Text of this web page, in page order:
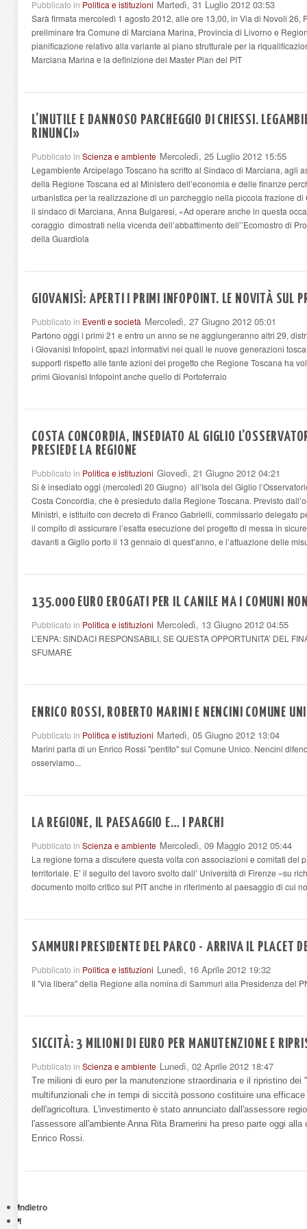
Pubblicato in Politica e istituzioni Martedì, 31 Luglio 2012 03:53
Sarà firmata mercoledì 1 agosto 2012, alle ore 13,00, in Via di Novoli 26,
preliminare tra Comune di Marciana Marina, Provincia di Livorno e
pianificazione relativo alla variante al piano strutturale per la
Marciana Marina e la definizione del Master Plan del PIT
L’INUTILE E DANNOSO PARCHEGGIO DI CHIESSI.
RINUNCI»
Pubblicato in Scienza e ambiente Mercoledì, 25 Luglio 2012 15:55
Legambiente Arcipelago Toscano ha scritto al Sindaco di Marciana, agli
della Regione Toscana ed al Ministero dell’economia e delle finanze
urbanistica per la realizzazione di un parcheggio nella piccola frazione
il sindaco di Marciana, Anna Bulgaresi, «Ad operare anche in questa
coraggio dimostrati nella vicenda dell’abbattimento dell’’Ecomostro di
della Guardiola
GIOVANISÌ: APERTI I PRIMI INFOPOINT. LE NOVITÀ SUL
Pubblicato in Eventi e società Mercoledì, 27 Giugno 2012 05:01
Partono oggi i primi 21 e entro un anno se ne aggiungeranno altri 29,
i Giovanisì Infopoint, spazi informativi nei quali le nuove generazioni
supporti rispetto alle tante azioni del progetto che Regione Toscana ha
primi Giovanisì Infopoint anche quello di Portoferraio
COSTA CONCORDIA, INSEDIATO AL GIGLIO
PRESIEDE LA REGIONE
Pubblicato in Politica e istituzioni Giovedì, 21 Giugno 2012 04:21
Si è insediato oggi (mercoledì 20 Giugno) all’Isola del Giglio
Costa Concordia, che è presieduto dalla Regione Toscana. Previsto
Ministri, e istituito con decreto di Franco Gabrielli, commissario delegato
il compito di assicurare l’esatta esecuzione del progetto di messa in
davanti a Giglio porto il 13 gennaio di quest’anno, e l’attuazione delle
135.000 EURO EROGATI PER IL CANILE MA I COMUNI
Pubblicato in Politica e istituzioni Mercoledì, 13 Giugno 2012 04:55
L’ENPA: SINDACI RESPONSABILI, SE QUESTA OPPORTUNITA’ DEL
SFUMARE
ENRICO ROSSI, ROBERTO MARINI E NENCINI COMUNE
Pubblicato in Politica e istituzioni Martedì, 05 Giugno 2012 13:04
Marini parla di un Enrico Rossi "pentito" sul Comune Unico. Nencini
osserviamo...
LA REGIONE, IL PAESAGGIO E… I PARCHI
Pubblicato in Scienza e ambiente Mercoledì, 09 Maggio 2012 05:44
La regione torna a discutere questa volta con associazioni e comitati del
territoriale. E’ il seguito del lavoro svolto dall’ Università di Firenze –su
documento molto critico sul PIT anche in riferimento al paesaggio di cui
SAMMURI PRESIDENTE DEL PARCO - ARRIVA IL PLACET
Pubblicato in Politica e istituzioni Lunedì, 16 Aprile 2012 19:32
Il "via libera" della Regione alla nomina di Sammuri alla Presidenza del
SICCITÀ: 3 MILIONI DI EURO PER MANUTENZIONE E
Pubblicato in Scienza e ambiente Lunedì, 02 Aprile 2012 18:47
Tre milioni di euro per la manutenzione straordinaria e il ripristino
multifunzionali che in tempi di siccità possono costituire una
dell'agricoltura. L'investimento è stato annunciato dall'assessore
l'assessore all'ambiente Anna Rita Bramerini ha preso parte oggi
Enrico Rossi.
Indietro
1